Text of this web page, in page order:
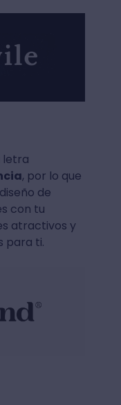
letra
, por lo que
de
con tu
atractivos y
para ti.